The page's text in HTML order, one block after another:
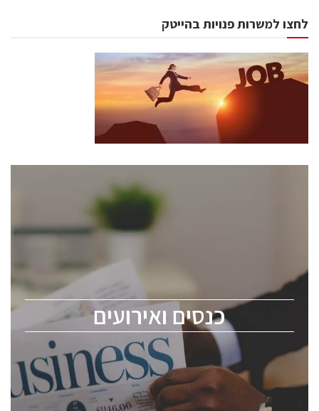
לחצו למשרות פנויות בהייטק
כנסים ואירועים
כנסים ואירועים
לכל העוסקים בתעשיית הסמיקונדקטור כולל מהנדסים,
ChipEx2026 will be held on May 12-13, 2026. The
conference is intended for everyone involved in the
semiconductor industry, including engineers,
professional experts, and senior executives.